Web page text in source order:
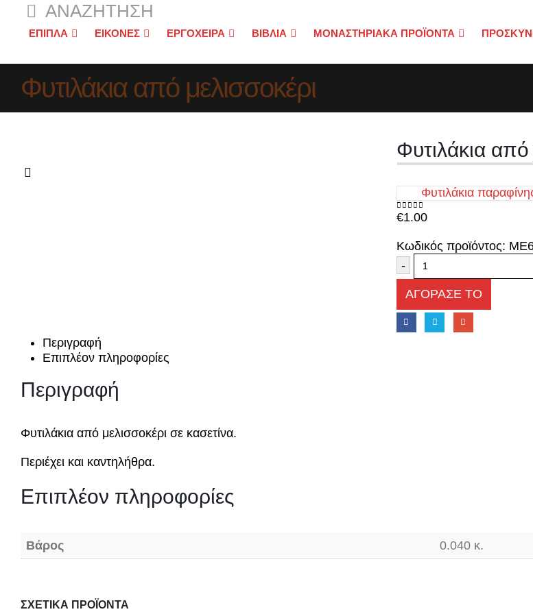
ΑΝΑΖΉΤΗΣΗ
ΕΠΙΠΛΑ ΕΙΚΟΝΕΣ ΕΡΓΟΧΕΙΡΑ ΒΙΒΛΙΑ ΜΟΝΑΣΤΗΡΙΑΚΑ ΠΡΟΪΟΝΤΑ
Φυτιλάκια από μελισσοκέρι
Φυτιλάκια από
Φυτιλάκια
0out of 5
€1.00
Κωδικός προϊόντος:
-
ΑΓΟΡΑΣΕ ΤΟ
Περιγραφή
Επιπλέον πληροφορίες
Περιγραφή
Φυτιλάκια από μελισσοκέρι σε κασετίνα.
Περιέχει και καντηλήθρα.
Επιπλέον πληροφορίες
Βάρος 0.040 κ.
ΣΧΕΤΙΚΆ ΠΡΟΪΌΝΤΑ